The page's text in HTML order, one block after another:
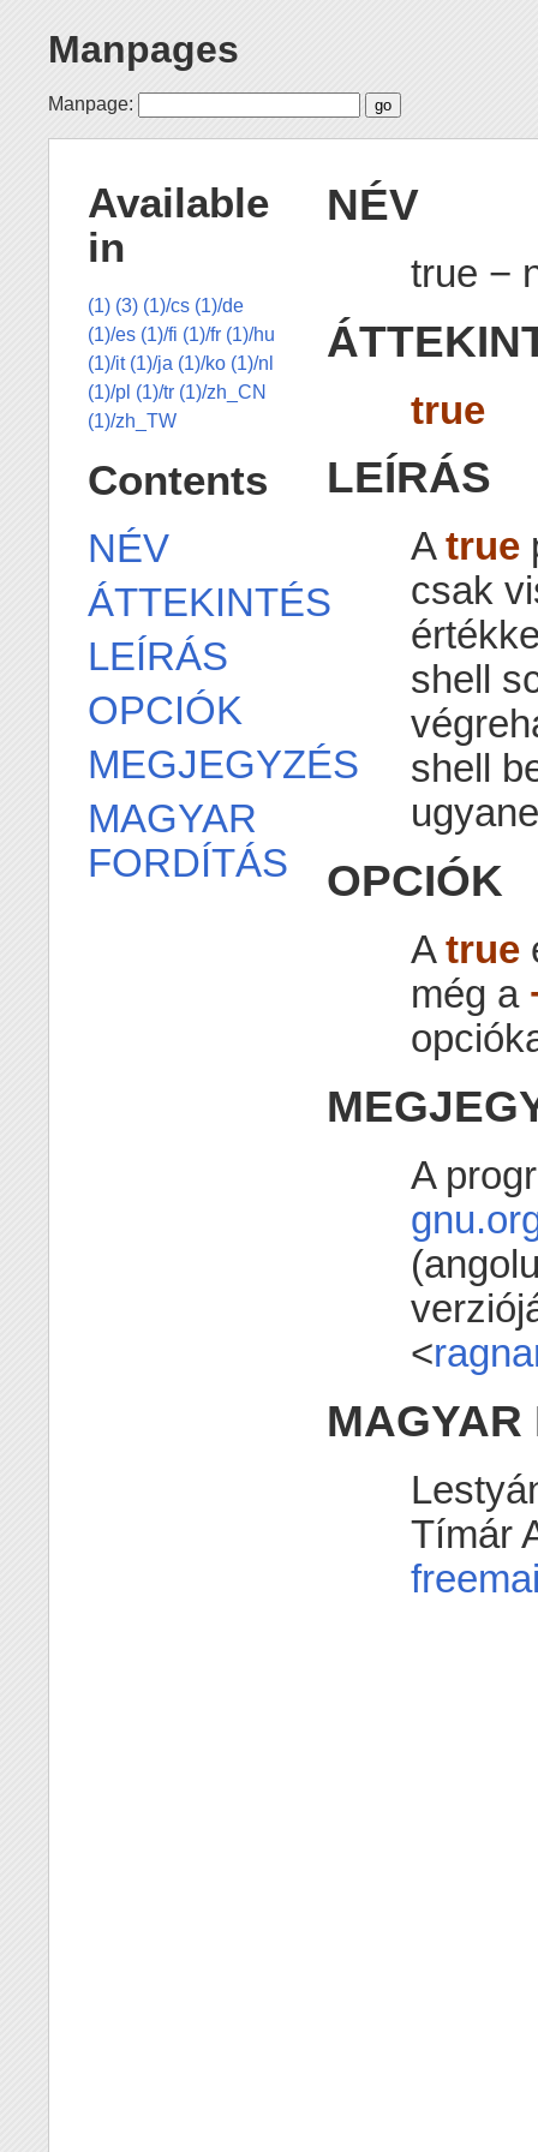
Manpages
Manpage:
NÉV
true −
true
LEÍRÁS
Atrue
csak
shell
shell
OPCIÓK
Atrue
még a
A
<
MAGYAR
Tímár
Available
in
(1) (3) (1)/cs (1)/de
(1)/es (1)/fi (1)/fr (1)/hu
(1)/it (1)/ja (1)/ko (1)/nl
(1)/pl (1)/tr (1)/zh_CN
(1)/zh_TW
Contents
NÉV
ÁTTEKINTÉS
LEÍRÁS
OPCIÓK
MEGJEGYZÉS
MAGYAR
FORDÍTÁS